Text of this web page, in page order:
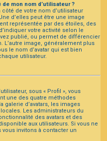
mon nom d’utilisateur ?
de votre nom d’utilisateur
d’elles peut être une image
représentée par des étoiles, des
votre activité selon le
publié, ou permet de différencier
L’autre image, généralement plus
le nom d’avatar qui est bien
utilisateur.
sous « Profil », vous
une des quatre méthodes
galerie d’avatars, les images
Les administrateurs du
des avatars et des
aux utilisateurs. Si vous ne
vous invitons à contacter un